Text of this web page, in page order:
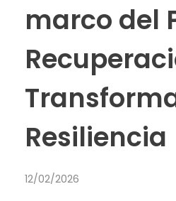
marco del
Resiliencia
12/02/2026